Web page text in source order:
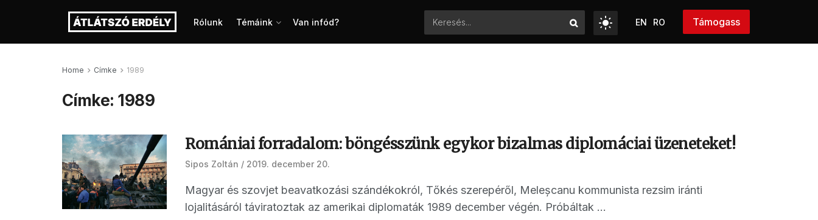
Rólunk Témáink Van infód? EN RO Támogass
Home Címke 1989
Címke: 1989
Romániai forradalom: böngésszünk egykor bizalmas diplomáciai üzeneteket!
Sipos Zoltán 2019. december 20.
Magyar és szovjet beavatkozási szándékokról, Tőkés szerepéről, Meleșcanu kommunista rezsim iránti
lojalitásáról táviratoztak az amerikai diplomaták 1989 december végén. Próbáltak ...